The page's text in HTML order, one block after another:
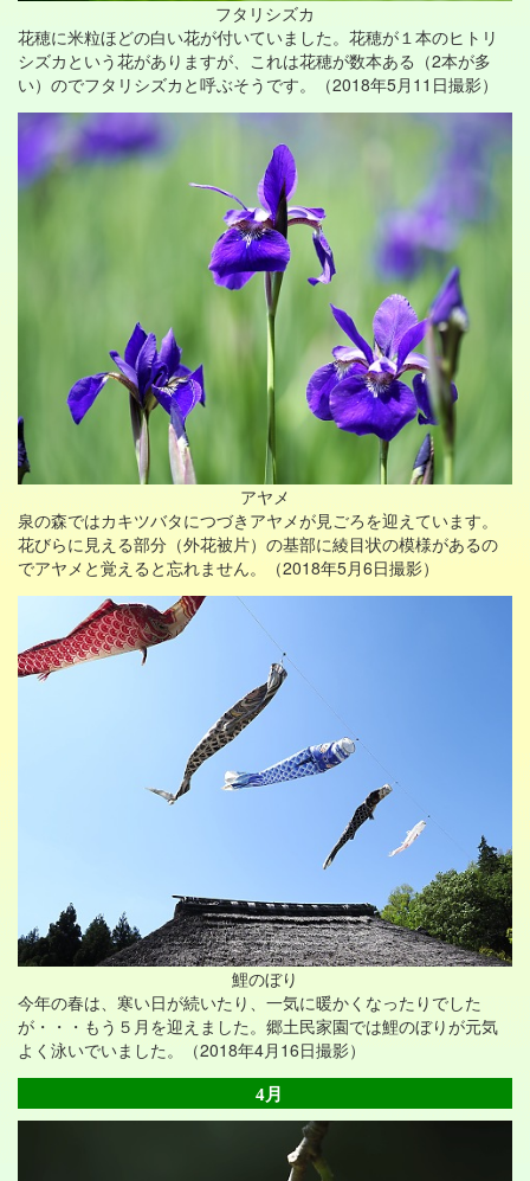
フタリシズカ
花穂に米粒ほどの白い花が付いていました。花穂が１本のヒトリ
シズカという花がありますが、これは花穂が数本ある（2本が多
い）のでフタリシズカと呼ぶそうです。（2018年5月11日撮影）
アヤメ
泉の森ではカキツバタにつづきアヤメが見ごろを迎えています。
花びらに見える部分（外花被片）の基部に綾目状の模様があるの
でアヤメと覚えると忘れません。（2018年5月6日撮影）
鯉のぼり
今年の春は、寒い日が続いたり、一気に暖かくなったりでした
が・・・もう５月を迎えました。郷土民家園では鯉のぼりが元気
よく泳いでいました。（2018年4月16日撮影）
4月